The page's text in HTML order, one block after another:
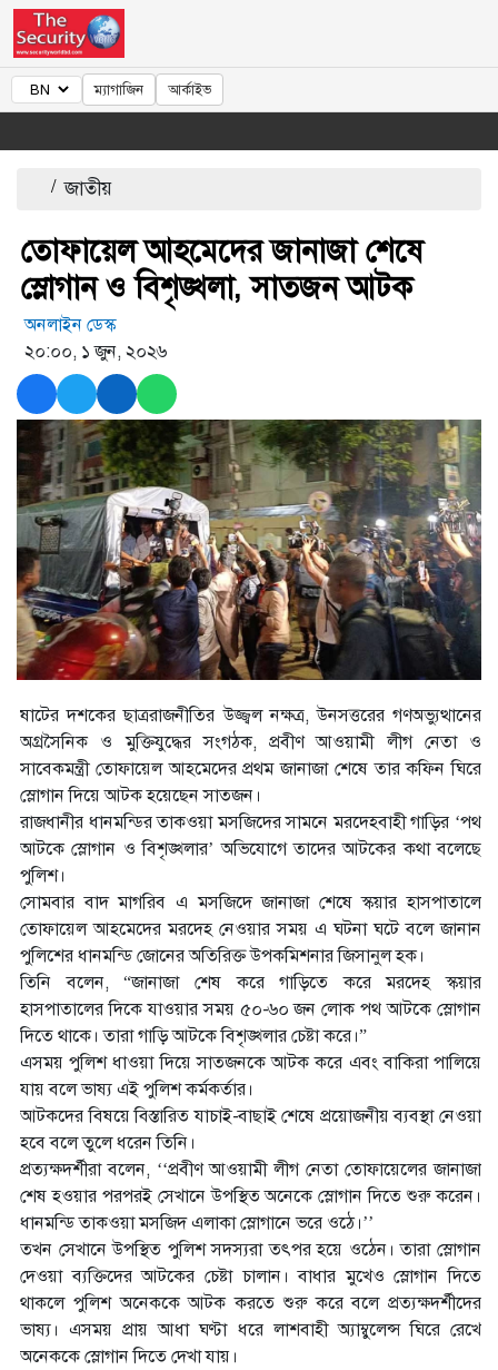
ম্যাগাজিন আর্কাইভ
/ জাতীয়
তোফায়েল আহমেদের জানাজা শেষে
স্লোগান ও বিশৃঙ্খলা, সাতজন আটক
অনলাইন ডেস্ক
২০:০০, ১ জুন, ২০২৬
ষাটের দশকের ছাত্ররাজনীতির উজ্জ্বল নক্ষত্র, উনসত্তরের গণঅভ্যুত্থানের
অগ্রসৈনিক ও মুক্তিযুদ্ধের সংগঠক, প্রবীণ আওয়ামী লীগ নেতা ও
সাবেকমন্ত্রী তোফায়েল আহমেদের প্রথম জানাজা শেষে তার কফিন ঘিরে
স্লোগান দিয়ে আটক হয়েছেন সাতজন।
রাজধানীর ধানম‌ন্ডির তাকওয়া মস‌জিদের সামনে মরদেহবাহী গাড়ির ‘পথ
আটকে স্লোগান ও বিশৃঙ্খলার’ অভিযোগে তাদের আটকের কথা বলেছে
পুলিশ।
সোমবার বাদ মাগ‌রিব এ মস‌জিদে জানাজা শেষে স্কয়ার হাসপাতালে
তোফায়েল আহমেদের মরদেহ নেওয়ার সময় এ ঘটনা ঘটে বলে জানান
পুলিশের ধানমন্ডি জোনের অতিরিক্ত উপকমিশনার জিসানুল হক।
তিনি বলেন, “জানাজা শেষ করে গাড়িতে করে মরদেহ স্কয়ার
হাসপাতালের দিকে যাওয়ার সময় ৫০-৬০ জন লোক পথ আটকে স্লোগান
দিতে থাকে। তারা গাড়ি আটকে বিশৃঙ্খলার চেষ্টা করে।”
এসময় পুলিশ ধাওয়া দিয়ে সাতজনকে আটক করে এবং বাকিরা পালিয়ে
যায় বলে ভাষ্য এই পুলিশ কর্মকর্তার।
আটকদের বিষয়ে বিস্তারিত যাচাই-বাছাই শেষে প্রয়োজনীয় ব্যবস্থা নেওয়া
হবে বলে তুলে ধরেন তিনি।
প্রত্যক্ষদর্শীরা বলেন, ‘‘প্রবীণ আওয়ামী লীগ নেতা তোফায়েলের জানাজা
শেষ হওয়ার পরপরই সেখানে উপস্থিত অনেকে স্লোগান দিতে শুরু করেন।
ধানমন্ডি তাকওয়া মসজিদ এলাকা স্লোগানে ভরে ওঠে।’’
তখন সেখানে উপস্থিত পুলিশ সদস্যরা তৎপর হয়ে ওঠেন। তারা স্লোগান
দেওয়া ব্যক্তিদের আটকের চেষ্টা চালান। বাধার মুখেও স্লোগান দিতে
থাকলে পুলিশ অনেককে আটক করতে শুরু করে বলে প্রত্যক্ষদর্শীদের
ভাষ্য। এসময় প্রায় আধা ঘণ্টা ধরে লাশবাহী অ্যাম্বুলেন্স ঘিরে রেখে
অনেককে স্লোগান দিতে দেখা যায়।